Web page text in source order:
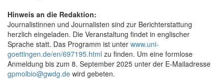
Hinweis an die Redaktion:
Journalistinnen und Journalisten sind zur Berichterstattung
herzlich eingeladen. Die Veranstaltung findet in englischer
Sprache statt. Das Programm ist unter www.uni-
goettingen.de/en/697195.html zu finden. Um eine formlose
Anmeldung bis zum 8. September 2025 unter der E-Mailadresse
gpmolbio@gwdg.de wird gebeten.